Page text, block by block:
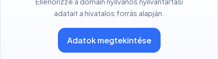
adatait a hivatalos forrás alapján.
Adatok megtekintése